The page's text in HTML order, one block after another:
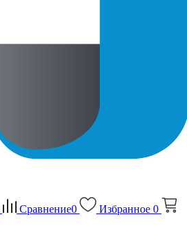
Сравнение0 Избранное 0